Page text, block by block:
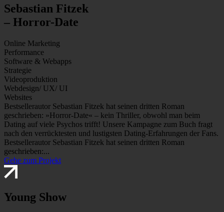
Sebastian Fitzek
– Horror-Date
Online Marketing
Performance
Software & Webapps
Strategie
Videoproduktion
Webdesign/ UX/ UI
Websites
Bestsellerautor Sebastian Fitzek hat seinen dritten Roman
geschrieben: »Horror-Date« – kein Thriller, obwohl man beim
Dating auf viele Psychos trifft! Unsere Kampagne zum Buch fragt
nach den verrücktesten und lustigsten Dating-Erfahrungen der Fans.
Bestsellerautor Sebastian Fitzek hat seinen dritten Roman
geschrieben:...
Gehe zum Projekt
Young Show